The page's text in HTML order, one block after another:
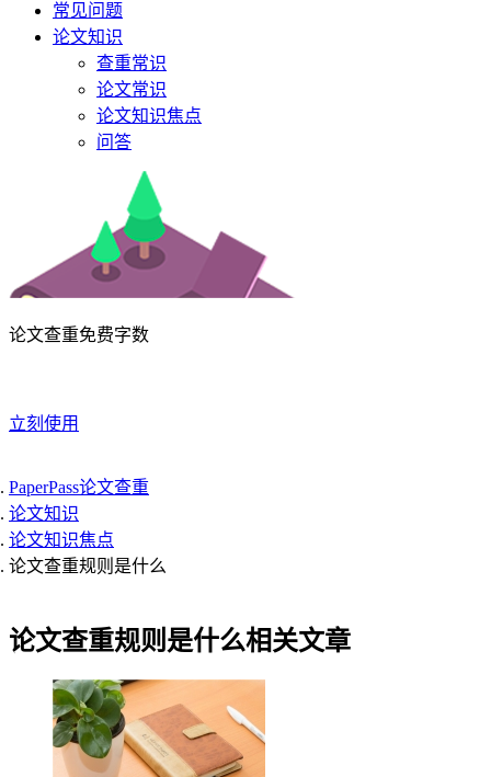
常见问题
论文知识
查重常识
论文常识
论文知识焦点
问答
论文查重免费字数
立刻使用
PaperPass论文查重
论文知识
论文知识焦点
论文查重规则是什么
论文查重规则是什么相关文章